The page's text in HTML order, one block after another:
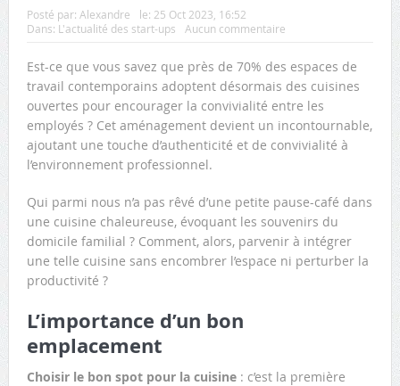
Posté par: Alexandre le: 25 Oct 2023, 16:52
Dans: L'actualité des start-ups Aucun commentaire
Est-ce que vous savez que près de 70% des espaces de
travail contemporains adoptent désormais des cuisines
ouvertes pour encourager la convivialité entre les
employés ? Cet aménagement devient un incontournable,
ajoutant une touche d’authenticité et de convivialité à
l’environnement professionnel.
Qui parmi nous n’a pas rêvé d’une petite pause-café dans
une cuisine chaleureuse, évoquant les souvenirs du
domicile familial ? Comment, alors, parvenir à intégrer
une telle cuisine sans encombrer l’espace ni perturber la
productivité ?
L’importance d’un bon
emplacement
Choisir le bon spot pour la cuisine: c’est la première